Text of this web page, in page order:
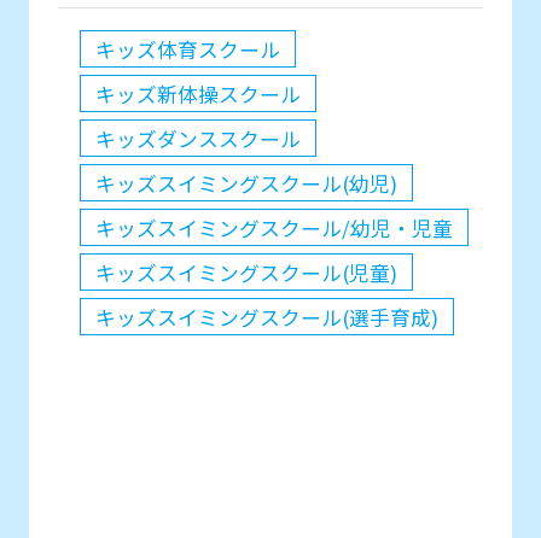
キッズ体育スクール
キッズ新体操スクール
キッズダンススクール
キッズスイミングスクール(幼児)
キッズスイミングスクール/幼児・児童
キッズスイミングスクール(児童)
キッズスイミングスクール(選手育成)